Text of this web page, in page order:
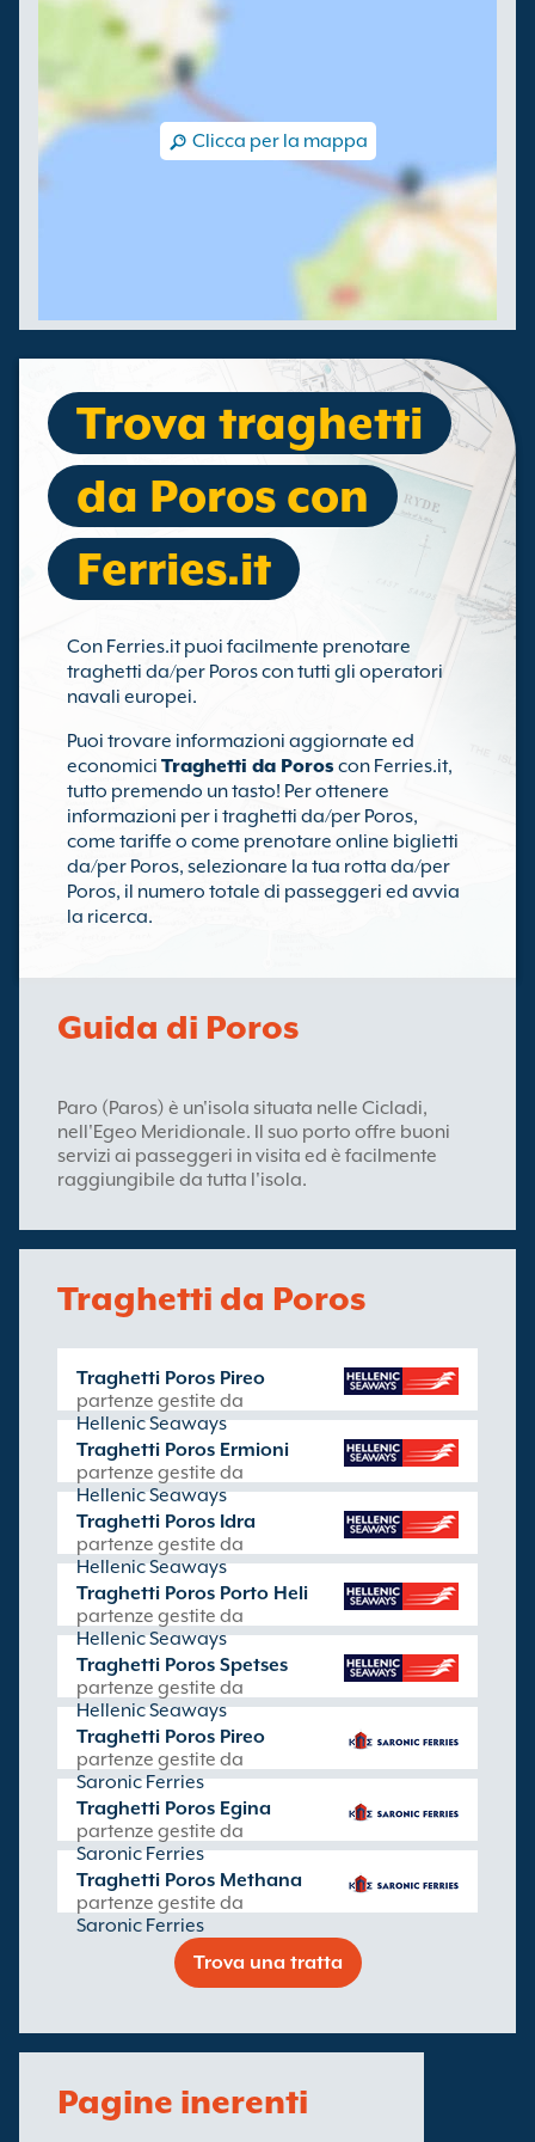
Clicca per la mappa
Trova traghetti
da Poros con
Ferries.it
Con Ferries.it puoi facilmente prenotare
traghetti da/per Poros con tutti gli operatori
navali europei.
Puoi trovare informazioni aggiornate ed
economici Traghetti da Poros con Ferries.it,
tutto premendo un tasto! Per ottenere
informazioni per i traghetti da/per Poros,
come tariffe o come prenotare online biglietti
da/per Poros, selezionare la tua rotta da/per
Poros, il numero totale di passeggeri ed avvia
la ricerca.
Guida di Poros
Paro (Paros) è un'isola situata nelle Cicladi,
nell'Egeo Meridionale. Il suo porto offre buoni
servizi ai passeggeri in visita ed è facilmente
raggiungibile da tutta l'isola.
Traghetti da Poros
Traghetti Poros Pireo
partenze gestite da
Hellenic Seaways
Traghetti Poros Ermioni
partenze gestite da
Hellenic Seaways
Traghetti Poros Idra
partenze gestite da
Hellenic Seaways
Traghetti Poros Porto Heli
partenze gestite da
Hellenic Seaways
Traghetti Poros Spetses
partenze gestite da
Hellenic Seaways
Traghetti Poros Pireo
partenze gestite da
Saronic Ferries
Traghetti Poros Egina
partenze gestite da
Saronic Ferries
Traghetti Poros Methana
partenze gestite da
Saronic Ferries
Trova una tratta
Pagine inerenti